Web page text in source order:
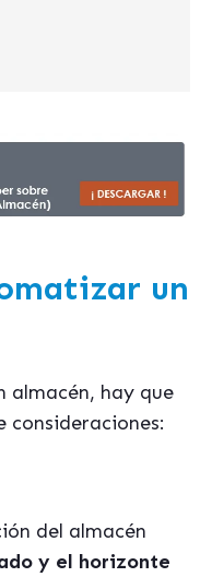
un
almacén, hay que
consideraciones:
del almacén
y el horizonte